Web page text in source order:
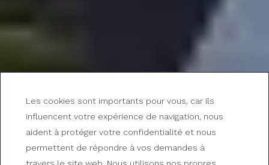
Les cookies sont importants pour vous, car ils
influencent votre expérience de navigation, nous
aident à protéger votre confidentialité et nous
permettent de répondre à vos demandes à